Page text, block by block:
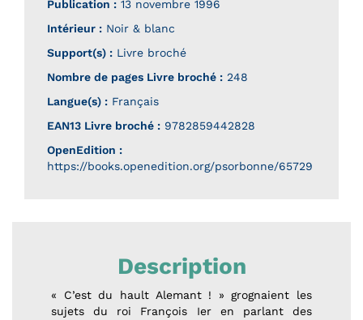
Publication : 13 novembre 1996
Intérieur : Noir & blanc
Support(s) : Livre broché
Nombre de pages Livre broché : 248
Langue(s) : Français
EAN13 Livre broché : 9782859442828
OpenEdition :
https://books.openedition.org/psorbonne/65729
Description
« C’est du hault Alemant ! » grognaient les
sujets du roi François Ier en parlant des